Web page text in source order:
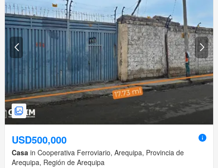
USD500,000
Casa in Cooperativa Ferroviario, Arequipa, Provincia de
Arequipa, Región de Arequipa